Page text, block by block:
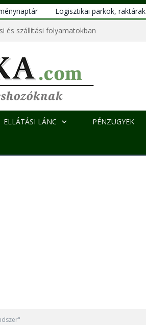
Logisztikai parkok, raktárak
és szállítási folyamatokban
ELLÁTÁSI LÁNC PÉNZÜGYEK